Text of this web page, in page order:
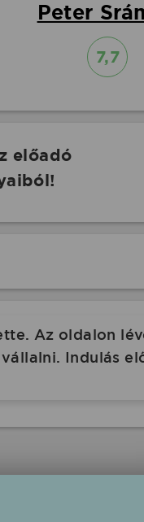
Peter
7,7
előadó
Az oldalon
Indulás